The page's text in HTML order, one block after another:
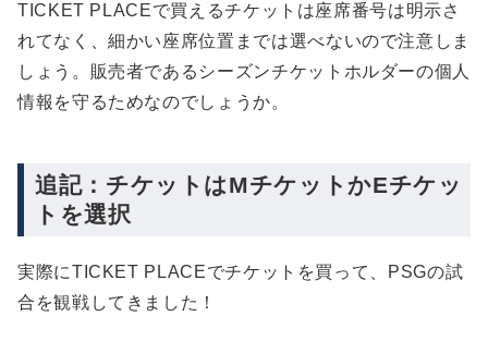
TICKET PLACEで買えるチケットは座席番号は明示さ
れてなく、細かい座席位置までは選べないので注意しま
しょう。販売者であるシーズンチケットホルダーの個人
情報を守るためなのでしょうか。
追記：チケットはMチケットかEチケッ
トを選択
実際にTICKET PLACEでチケットを買って、PSGの試
合を観戦してきました！